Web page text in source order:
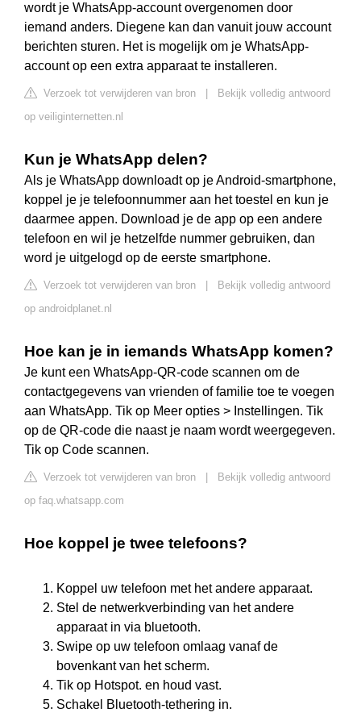
wordt je WhatsApp-account overgenomen door
iemand anders. Diegene kan dan vanuit jouw account
berichten sturen. Het is mogelijk om je WhatsApp-
account op een extra apparaat te installeren.
Verzoek tot verwijderen van bron
Bekijk volledig antwoord
op veiliginternetten.nl
Kun je WhatsApp delen?
Als je WhatsApp downloadt op je Android-smartphone,
koppel je je telefoonnummer aan het toestel en kun je
daarmee appen. Download je de app op een andere
telefoon en wil je hetzelfde nummer gebruiken, dan
word je uitgelogd op de eerste smartphone.
Verzoek tot verwijderen van bron
Bekijk volledig antwoord
op androidplanet.nl
Hoe kan je in iemands WhatsApp komen?
Je kunt een WhatsApp-QR-code scannen om de
contactgegevens van vrienden of familie toe te voegen
aan WhatsApp. Tik op Meer opties > Instellingen. Tik
op de QR-code die naast je naam wordt weergegeven.
Tik op Code scannen.
Verzoek tot verwijderen van bron
Bekijk volledig antwoord
op faq.whatsapp.com
Hoe koppel je twee telefoons?
Koppel uw telefoon met het andere apparaat.
Stel de netwerkverbinding van het andere
apparaat in via bluetooth.
Swipe op uw telefoon omlaag vanaf de
bovenkant van het scherm.
Tik op Hotspot. en houd vast.
Schakel Bluetooth-tethering in.